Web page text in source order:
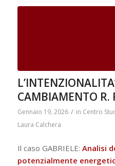
CAMBIAMENTO R.
Gennaio 19, 2026 / in Centro
Laura Calchera
Il caso GABRIELE: Analisi
potenzialmente